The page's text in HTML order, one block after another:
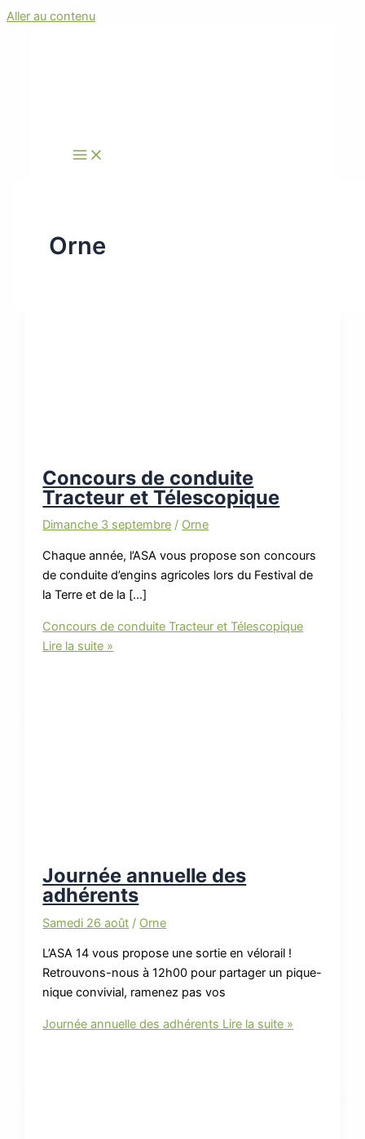
Aller au contenu
Orne
Concours de conduite
Tracteur et Télescopique
Dimanche 3 septembre / Orne
Chaque année, l’ASA vous propose son concours
de conduite d’engins agricoles lors du Festival de
la Terre et de la […]
Concours de conduite Tracteur et Télescopique
Lire la suite »
Journée annuelle des
adhérents
Samedi 26 août / Orne
L’ASA 14 vous propose une sortie en vélorail !
Retrouvons-nous à 12h00 pour partager un pique-
nique convivial, ramenez pas vos
Journée annuelle des adhérents Lire la suite »